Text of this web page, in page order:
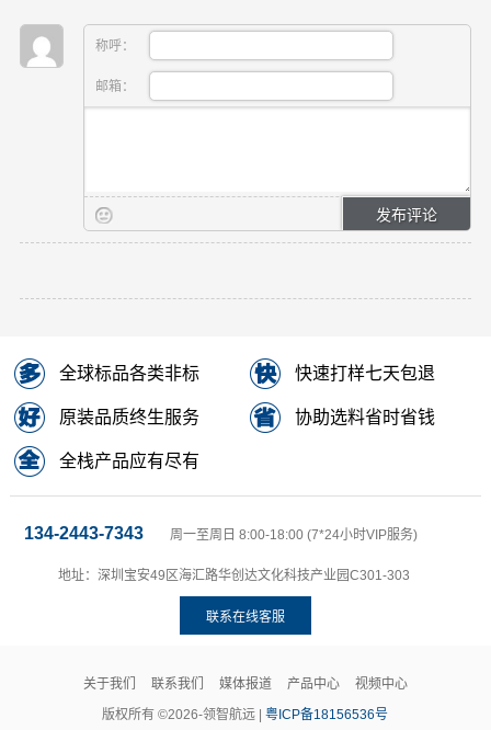
称呼：
邮箱：
全球标品各类非标 快速打样七天包退
原装品质终生服务 协助选料省时省钱
全栈产品应有尽有
134-2443-7343 周一至周日 8:00-18:00 (7*24小时VIP服务)
地址：深圳宝安49区海汇路华创达文化科技产业园C301-303
联系在线客服
关于我们 联系我们 媒体报道 产品中心
视频中心
版权所有 ©2026-领智航远 |粤ICP备18156536号